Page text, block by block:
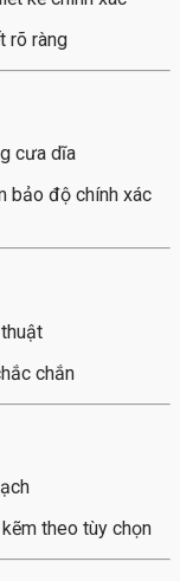
rõ ràng
cưa dĩa
bảo độ chính xác
chắn
theo tùy chọn